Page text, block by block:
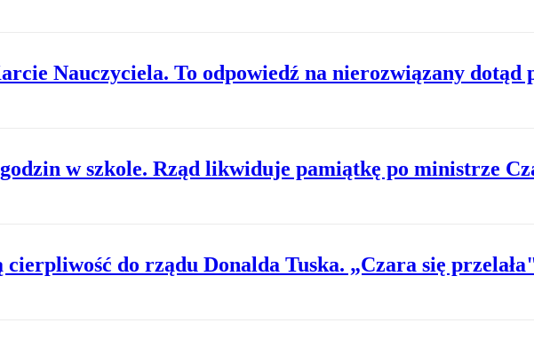
Nauczyciela. To odpowiedź na nierozwiązany dotąd
w szkole. Rząd likwiduje pamiątkę po ministrze
cierpliwość do rządu Donalda Tuska. „Czara się